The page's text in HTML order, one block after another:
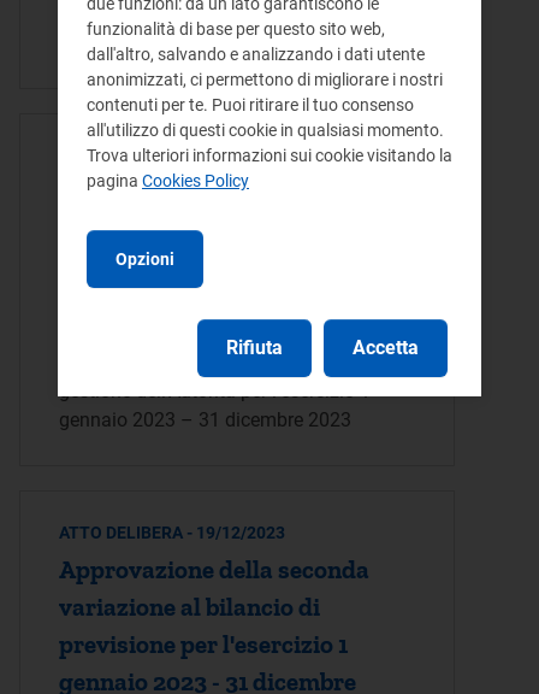
ambientali e copertura dei relativi costi
ATTO DELIBERA - 23/04/2024
Approvazione del rendiconto
della gestione dell’Autorità
per l’esercizio 1 gennaio 2023
Approvazione del rendiconto della
gestione dell’Autorità per l’esercizio 1
gennaio 2023 – 31 dicembre 2023
ATTO DELIBERA - 19/12/2023
Approvazione della seconda
variazione al bilancio di
previsione per l'esercizio 1
gennaio 2023 - 31 dicembre
funzionalità di base per questo sito web,
dall'altro, salvando e analizzando i dati utente
anonimizzati, ci permettono di migliorare i nostri
contenuti per te. Puoi ritirare il tuo consenso
all'utilizzo di questi cookie in qualsiasi momento.
Trova ulteriori informazioni sui cookie visitando la
pagina Cookies Policy
Opzioni
Rifiuta Accetta